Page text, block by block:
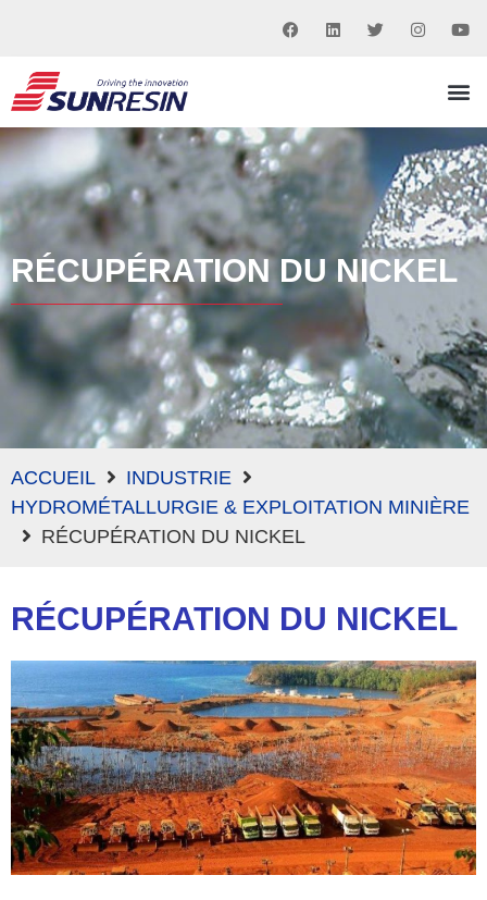
RÉCUPÉRATION DU NICKEL
ACCUEIL
INDUSTRIE
HYDROMÉTALLURGIE & EXPLOITATION MINIÈRE
RÉCUPÉRATION DU NICKEL
RÉCUPÉRATION DU NICKEL